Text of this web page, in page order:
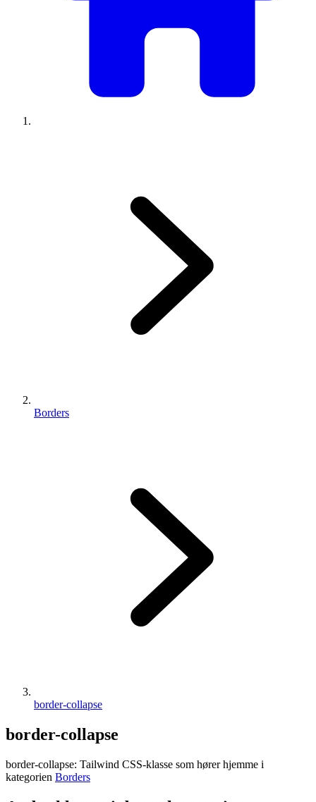
Borders
border-collapse
border-collapse
border-collapse: Tailwind CSS-klasse som hører hjemme i
kategorien Borders